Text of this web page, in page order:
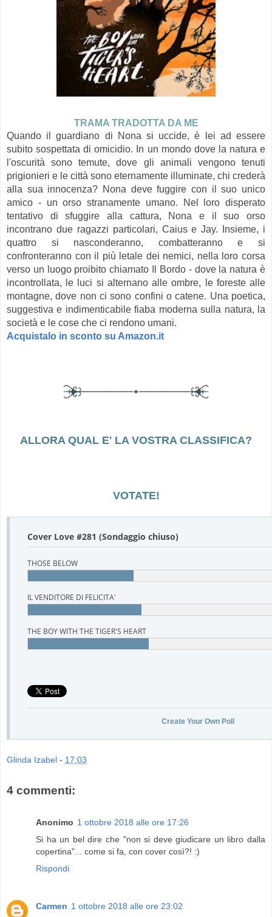
TRAMA TRADOTTA DA ME
Quando il guardiano di Nona si uccide, è lei ad essere
subito sospettata di omicidio. In un mondo dove la natura e
l'oscurità sono temute, dove gli animali vengono tenuti
prigionieri e le città sono eternamente illuminate, chi crederà
alla sua innocenza? Nona deve fuggire con il suo unico
amico - un orso stranamente umano. Nel loro disperato
tentativo di sfuggire alla cattura, Nona e il suo orso
incontrano due ragazzi particolari, Caius e Jay. Insieme, i
quattro si nasconderanno, combatteranno e si
confronteranno con il più letale dei nemici, nella loro corsa
verso un luogo proibito chiamato Il Bordo - dove la natura è
incontrollata, le luci si alternano alle ombre, le foreste alle
montagne, dove non ci sono confini o catene. Una poetica,
suggestiva e indimenticabile fiaba moderna sulla natura, la
società e le cose che ci rendono umani.
Acquistalo in sconto su Amazon.it
ALLORA QUAL E' LA VOSTRA CLASSIFICA?
VOTATE!
Cover Love #281 (Sondaggio chiuso)
THOSE BELOW
IL VENDITORE DI FELICITA'
THE BOY WITH THE TIGER'S HEART
Create Your Own Poll
Glinda Izabel - 17:03
4 commenti:
Anonimo 1 ottobre 2018 alle ore 17:26
Si ha un bel dire che "non si deve giudicare un libro dalla
copertina"... come si fa, con cover così?! :)
Rispondi
Carmen 1 ottobre 2018 alle ore 23:02